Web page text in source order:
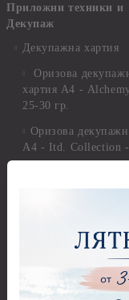
Приложни техники и
Декупаж
Декупажна хартия
Оризова
хартия А4 -
25-30 гр.
Оризова
А4 - Itd. Collection
гр.
Фина оризова
хартия Stamperia -
Декупажна
Антични пасти